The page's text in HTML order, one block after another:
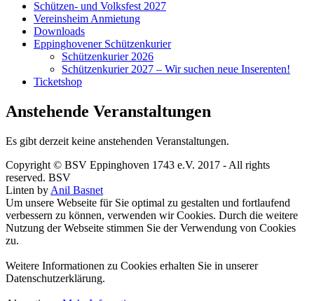
Schützen- und Volksfest 2027
Vereinsheim Anmietung
Downloads
Eppinghovener Schützenkurier
Schützenkurier 2026
Schützenkurier 2027 – Wir suchen neue Inserenten!
Ticketshop
Anstehende Veranstaltungen
Es gibt derzeit keine anstehenden Veranstaltungen.
Copyright © BSV Eppinghoven 1743 e.V. 2017 - All rights
reserved. BSV
Linten by Anil Basnet
Um unsere Webseite für Sie optimal zu gestalten und fortlaufend
verbessern zu können, verwenden wir Cookies. Durch die weitere
Nutzung der Webseite stimmen Sie der Verwendung von Cookies
zu.
Weitere Informationen zu Cookies erhalten Sie in unserer
Datenschutzerklärung.